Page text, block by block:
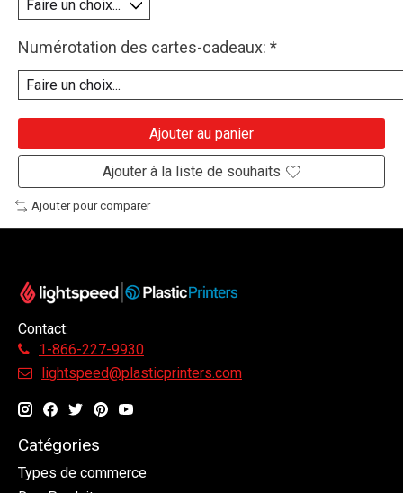
Numérotation des cartes-cadeaux: *
Ajouter au panier
Ajouter à la liste de souhaits
Ajouter pour comparer
Contact:
1-866-227-9930
lightspeed@plasticprinters.com
Catégories
Types de commerce